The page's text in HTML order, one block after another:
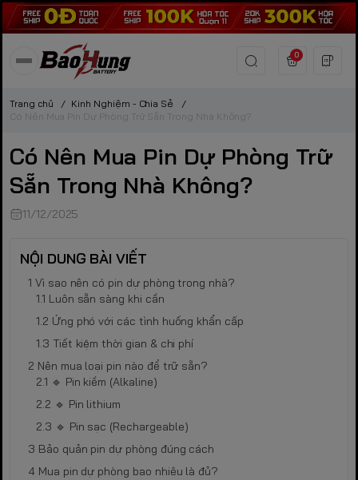
0
Trang chủ / Kinh Nghiệm - Chia Sẻ
/
Có Nên Mua Pin Dự Phòng Trữ Sẵn Trong Nhà Không?
Có Nên Mua Pin Dự Phòng Trữ
Sẵn Trong Nhà Không?
11/12/2025
NỘI DUNG BÀI VIẾT
Vì sao nên có pin dự phòng trong nhà?
Luôn sẵn sàng khi cần
Ứng phó với các tình huống khẩn cấp
Tiết kiệm thời gian & chi phí
Nên mua loại pin nào để trữ sẵn?
🔹 Pin kiềm (Alkaline)
🔹 Pin lithium
🔹 Pin sạc (Rechargeable)
Bảo quản pin dự phòng đúng cách
Mua pin dự phòng bao nhiêu là đủ?